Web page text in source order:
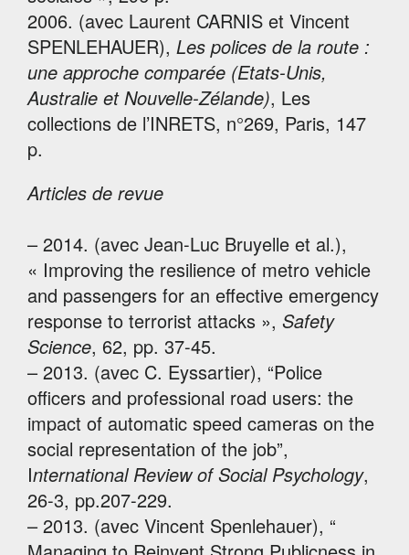
2006. (avec Laurent CARNIS et Vincent
SPENLEHAUER), Les polices de la route :
une approche comparée (Etats-Unis,
Australie et Nouvelle-Zélande), Les
collections de l’INRETS, n°269, Paris, 147
p.
Articles de revue
– 2014. (avec Jean-Luc Bruyelle et al.),
« Improving the resilience of metro vehicle
and passengers for an effective emergency
response to terrorist attacks », Safety
Science, 62, pp. 37-45.
– 2013. (avec C. Eyssartier), “Police
officers and professional road users: the
impact of automatic speed cameras on the
social representation of the job”,
International Review of Social Psychology,
26-3, pp.207-229.
– 2013. (avec Vincent Spenlehauer), “